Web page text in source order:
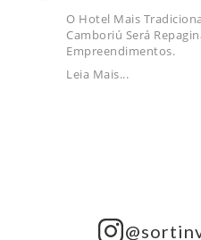
O Hotel Mais
Camboriú Será
Empreendimentos.
Leia Mais...